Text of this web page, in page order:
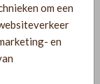
om een
en
de volgende